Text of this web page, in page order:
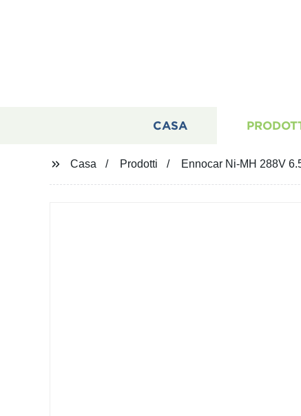
CASA
Casa Prodotti Ennocar Ni-MH 288V